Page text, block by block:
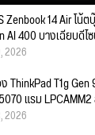
Zenbook 14 Air โน้
AI 400 บางเฉียบดีไ
2026
ThinkPad T1g
แรม
2026